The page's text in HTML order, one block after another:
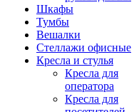
Шкафы
Тумбы
Вешалки
Стеллажи офисные
Кресла и стулья
Кресла для
оператора
Кресла для